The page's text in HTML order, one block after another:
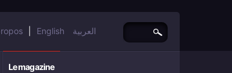
English العربية
Le magazine